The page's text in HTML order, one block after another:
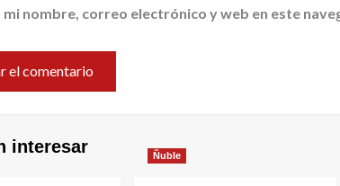
mi nombre, correo electrónico y web en este
interesar Ñuble